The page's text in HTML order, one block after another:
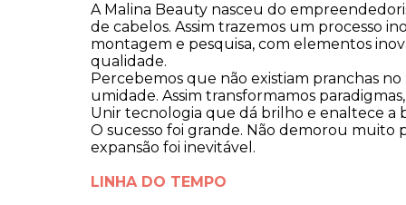
A Malina Beauty nasceu do
de cabelos. Assim trazemos um processo
montagem e pesquisa, com elementos
qualidade.
Percebemos que não existiam pranchas
umidade. Assim transformamos
Unir tecnologia que dá brilho e enaltece a
O sucesso foi grande. Não demorou muito
expansão foi inevitável.
LINHA DO TEMPO